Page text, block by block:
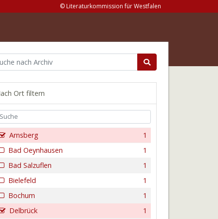
© Literaturkommission für Westfalen
Ort filtern
1
Arnsberg
1
Bad Oeynhausen
1
Bad Salzuflen
1
Bielefeld
1
Bochum
1
Delbrück